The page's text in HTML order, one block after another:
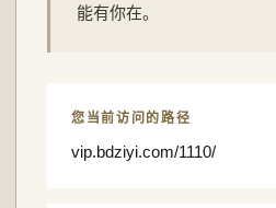
能有你在。
您当前访问的路径
vip.bdziyi.com/1110/